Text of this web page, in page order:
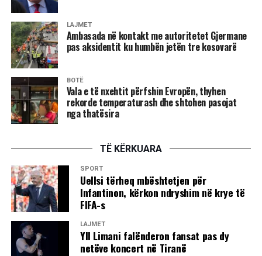
LAJMET
Ambasada në kontakt me autoritetet Gjermane
pas aksidentit ku humbën jetën tre kosovarë
BOTË
Vala e të nxehtit përfshin Evropën, thyhen
rekorde temperaturash dhe shtohen pasojat
nga thatësira
TË KËRKUARA
SPORT
Uellsi tërheq mbështetjen për
Infantinon, kërkon ndryshim në krye të
FIFA-s
LAJMET
Yll Limani falënderon fansat pas dy
netëve koncert në Tiranë